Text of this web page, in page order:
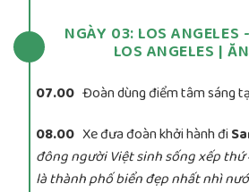
NGÀY 03: LOS ANGELES - SAN DIEGO -
LOS
07.00 Đoàn dùng điểm tâm sáng
08.00 Xe đưa đoàn khởi hành đi
đông người Việt sinh sống xếp thứ
là thành phố biển đẹp nhất nhì